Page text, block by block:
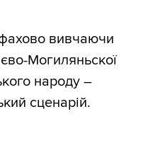
вивчаючи
Могиляньскої
народу –
сценарій.